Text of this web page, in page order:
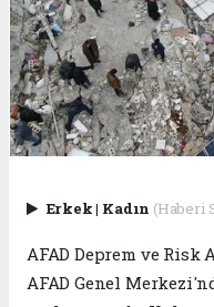
Erkek| Kadın (Haberi
AFAD Deprem ve Risk
AFAD Genel